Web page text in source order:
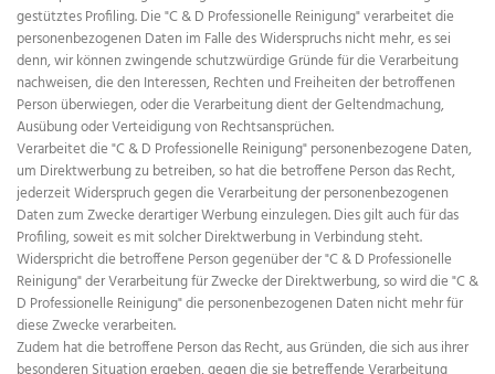
gestütztes Profiling. Die "C & D Professionelle Reinigung" verarbeitet die
personenbezogenen Daten im Falle des Widerspruchs nicht mehr, es sei
denn, wir können zwingende schutzwürdige Gründe für die Verarbeitung
nachweisen, die den Interessen, Rechten und Freiheiten der betroffenen
Person überwiegen, oder die Verarbeitung dient der Geltendmachung,
Ausübung oder Verteidigung von Rechtsansprüchen.
Verarbeitet die "C & D Professionelle Reinigung" personenbezogene Daten,
um Direktwerbung zu betreiben, so hat die betroffene Person das Recht,
jederzeit Widerspruch gegen die Verarbeitung der personenbezogenen
Daten zum Zwecke derartiger Werbung einzulegen. Dies gilt auch für das
Profiling, soweit es mit solcher Direktwerbung in Verbindung steht.
Widerspricht die betroffene Person gegenüber der "C & D Professionelle
Reinigung" der Verarbeitung für Zwecke der Direktwerbung, so wird die "C &
D Professionelle Reinigung" die personenbezogenen Daten nicht mehr für
diese Zwecke verarbeiten.
Zudem hat die betroffene Person das Recht, aus Gründen, die sich aus ihrer